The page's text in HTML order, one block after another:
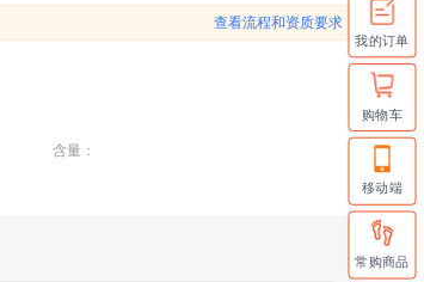
查看流程和资质要求
含量：
我的订单
购物车
移动端
常购商品